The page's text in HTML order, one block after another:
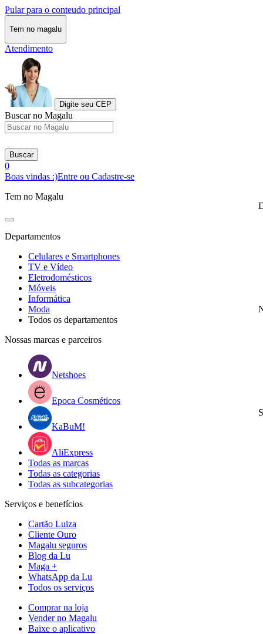
Pular para o conteudo principal
Tem no magalu
Atendimento
Digite seu CEP
Buscar no Magalu
Buscar
0
Boas vindas :)Entre ou Cadastre-se
Tem no Magalu
Departamentos
Celulares e Smartphones
TV e Vídeo
Eletrodomésticos
Móveis
Informática
Moda
Todos os departamentos
Nossas marcas e parceiros
Netshoes
Epoca Cosméticos
KaBuM!
AliExpress
Todas as marcas
Todas as categorias
Todas as subcategorias
Serviços e benefícios
Cartão Luiza
Cliente Ouro
Magalu seguros
Blog da Lu
Maga +
WhatsApp da Lu
Todos os serviços
Comprar na loja
Vender no Magalu
Baixe o aplicativo